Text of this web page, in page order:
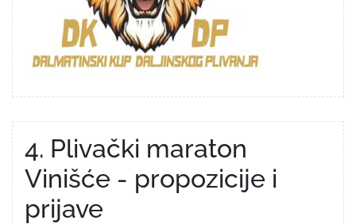
4. Plivački maraton
Vinišće - propozicije i
prijave